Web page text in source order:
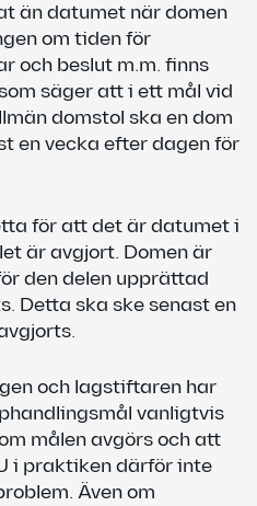
än datumet när domen
om tiden för
och beslut m.m. finns
säger att i ett mål vid
domstol ska en dom
en vecka efter dagen för
för att det är datumet i
är avgjort. Domen är
den delen upprättad
Detta ska ske senast en
och lagstiftaren har
vanligtvis
målen avgörs och att
i praktiken därför inte
Även om